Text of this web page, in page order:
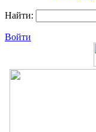
Найти:
Войти